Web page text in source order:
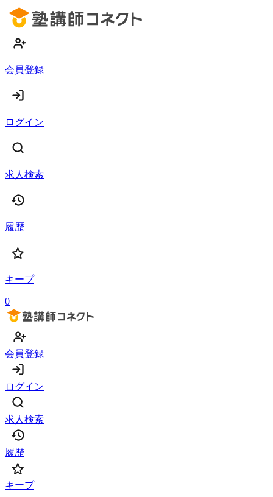
会員登録
ログイン
求人検索
履歴
キープ
0
会員登録
ログイン
求人検索
履歴
キープ